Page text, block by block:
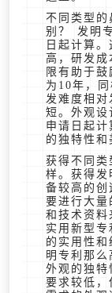
不同类型的
别？ 发明
日起计算
高，研发成
限有助于
为10年，
发难度相
短。外观设
申请日起
的独特性和
获得不同
样。获得发
备较高的创
要进行大量
和技术资料
实用新型专
的实用性和
明专利那
外观的独特
要求较低，